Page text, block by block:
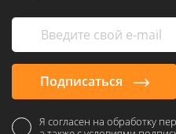
Подписаться
Я согласен на обработку